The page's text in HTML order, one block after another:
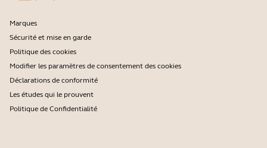
Politique de fin de vie de l'entreprise
Marques
Sécurité et mise en garde
Politique des cookies
Modifier les paramètres de consentement des cookies
Déclarations de conformité
Les études qui le prouvent
Politique de Confidentialité